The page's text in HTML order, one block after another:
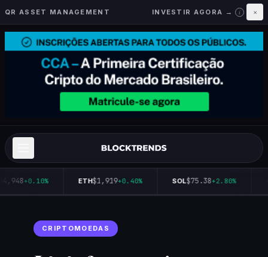
QR ASSET MANAGEMENT INVESTIR AGORA → i ×
+0.10% ETH$1,919+0.40% SOL$75.38+2.80%
CRIPTOMOEDAS